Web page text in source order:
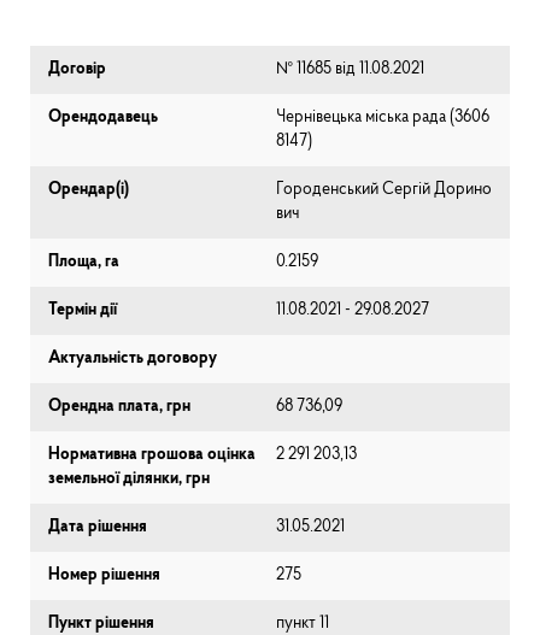
Договір № 11685 від 11.08.2021
Орендодавець
Чернівецька міська рада (⁨3606
8147⁩)
Орендар(і)
Городенський Сергій Дорино
вич
Площа, га 0.2159
Термін дії 11.08.2021 - 29.08.2027
Актуальність договору
Орендна плата, грн 68 736,09
Нормативна грошова оцінка
земельної ділянки, грн
2 291 203,13
Дата рішення 31.05.2021
Номер рішення 275
Пункт рішення пункт 11